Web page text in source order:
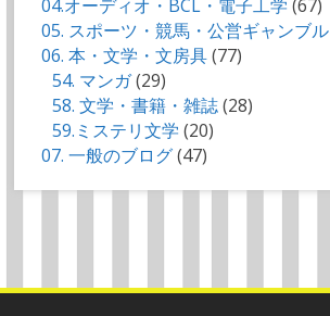
04.オーディオ・BCL・電子工学 (67)
05. スポーツ・競馬・公営ギャンブル
06. 本・文学・文房具(77)
54. マンガ(29)
58. 文学・書籍・雑誌(28)
59.ミステリ文学 (20)
07. 一般のブログ(47)